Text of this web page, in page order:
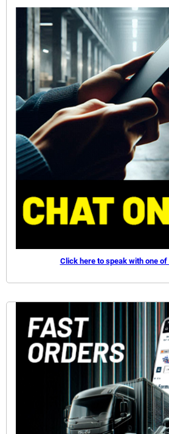
Click here to speak with one